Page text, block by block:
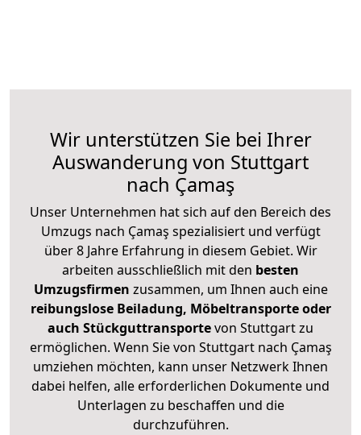
Wir unterstützen Sie bei Ihrer
Auswanderung von Stuttgart
nach Çamaş
Unser Unternehmen hat sich auf den Bereich des
Umzugs nach Çamaş spezialisiert und verfügt
über 8 Jahre Erfahrung in diesem Gebiet. Wir
arbeiten ausschließlich mit den besten
Umzugsfirmen zusammen, um Ihnen auch eine
reibungslose Beiladung, Möbeltransporte oder
auch Stückguttransportevon Stuttgart zu
ermöglichen. Wenn Sie von Stuttgart nach Çamaş
umziehen möchten, kann unser Netzwerk Ihnen
dabei helfen, alle erforderlichen Dokumente und
Unterlagen zu beschaffen und die
durchzuführen.